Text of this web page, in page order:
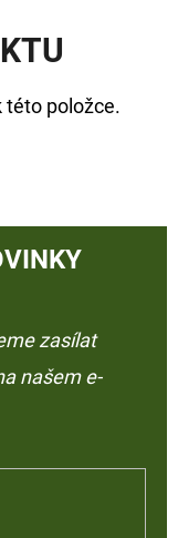
této položce.
zasílat
našem e-